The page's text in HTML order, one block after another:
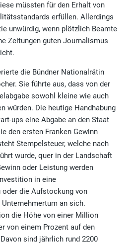
müssten für den Erhalt von
erfüllen. Allerdings
unwürdig, wenn plötzlich Beamte
Zeitungen guten Journalismus
die Bündner Nationalrätin
Sie führte aus, dass von der
sowohl kleine wie auch
würden. Die heutige Handhabung
ups eine Abgabe an den Staat
den ersten Franken Gewinn
Stempelsteuer, welche nach
wurde, quer in der Landschaft
oder Leistung werden
in eine
oder die Aufstockung von
an sich.
die Höhe von einer Million
von einem Prozent auf den
sind jährlich rund 2200